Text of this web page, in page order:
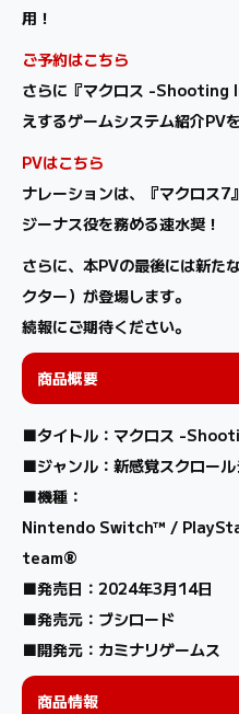
用！
ご予約はこちら
さらに『マクロス -Shooting
えするゲームシステム紹介PV
PVはこちら
ナレーションは、『マクロス7
ジーナス役を務める速水奨！
さらに、本PVの最後には新た
クター）が登場します。
続報にご期待ください。
商品概要
■タイトル：マクロス -
■ジャンル：新感覚スクロー
■機種：
Nintendo Switch™ /
team®
■発売日：2024年3月14日
■発売元：ブシロード
■開発元：カミナリゲームス
商品情報